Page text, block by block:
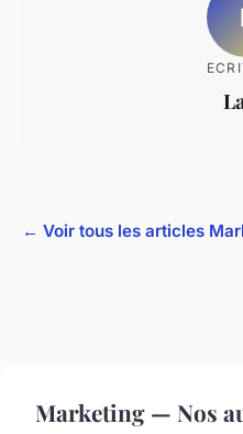
← Voir tous les articles
Marketing — Nos